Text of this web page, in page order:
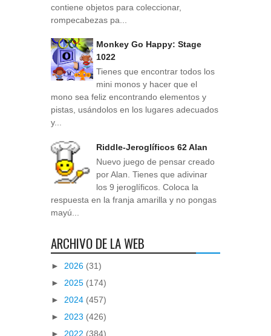
contiene objetos para coleccionar,
rompecabezas pa...
Monkey Go Happy: Stage
1022
Tienes que encontrar todos los
mini monos y hacer que el
mono sea feliz encontrando elementos y
pistas, usándolos en los lugares adecuados
y...
Riddle-Jeroglíficos 62 Alan
Nuevo juego de pensar creado
por Alan. Tienes que adivinar
los 9 jeroglíficos. Coloca la
respuesta en la franja amarilla y no pongas
mayú...
ARCHIVO DE LA WEB
► 2026 (31)
► 2025 (174)
► 2024 (457)
► 2023 (426)
► 2022 (384)